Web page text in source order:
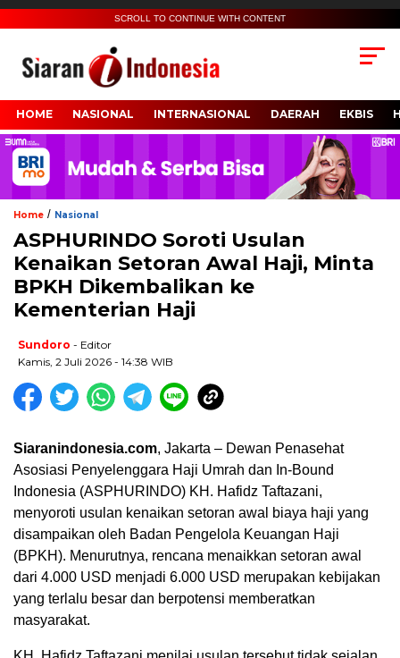
SCROLL TO CONTINUE WITH CONTENT
HOME NASIONAL INTERNASIONAL DAERAH EKBIS
Home / Nasional
ASPHURINDO Soroti Usulan
Kenaikan Setoran Awal Haji, Minta
BPKH Dikembalikan ke
Kementerian Haji
Sundoro - Editor
Kamis, 2 Juli 2026 - 14:38 WIB
Siaranindonesia.com, Jakarta – Dewan Penasehat
Asosiasi Penyelenggara Haji Umrah dan In-Bound
Indonesia (ASPHURINDO) KH. Hafidz Taftazani,
menyoroti usulan kenaikan setoran awal biaya haji yang
disampaikan oleh Badan Pengelola Keuangan Haji
(BPKH). Menurutnya, rencana menaikkan setoran awal
dari 4.000 USD menjadi 6.000 USD merupakan kebijakan
yang terlalu besar dan berpotensi memberatkan
masyarakat.